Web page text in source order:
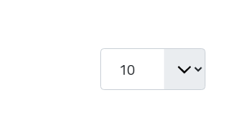
Visualizza #